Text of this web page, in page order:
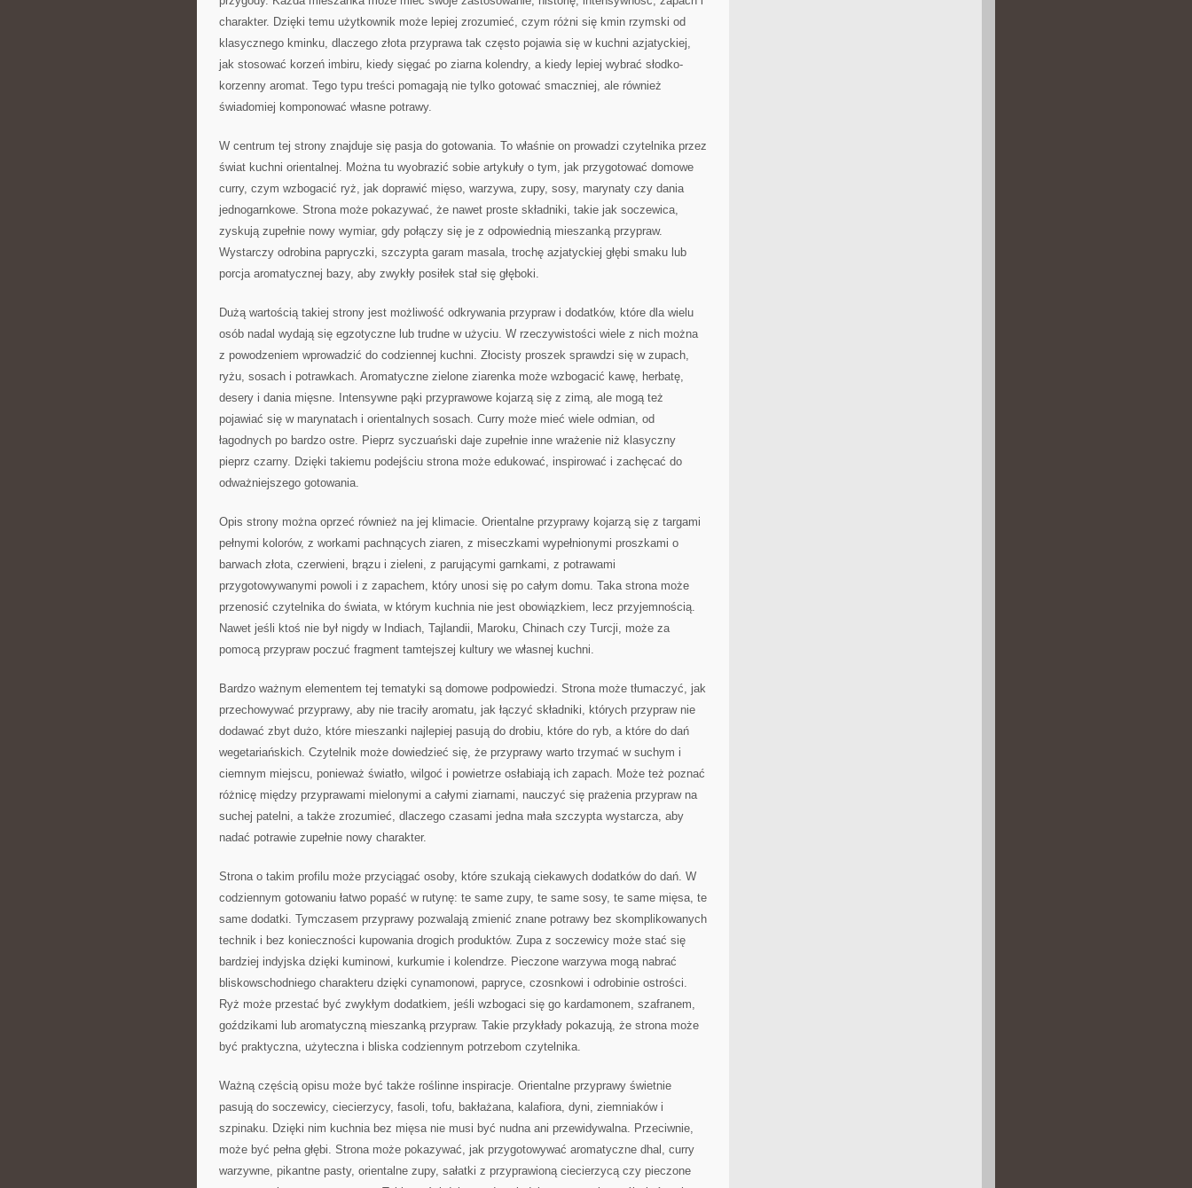
charakter. Dzięki temu użytkownik może lepiej zrozumieć, czym różni się kmin rzymski od
klasycznego kminku, dlaczego złota przyprawa tak często pojawia się w kuchni azjatyckiej,
jak stosować korzeń imbiru, kiedy sięgać po ziarna kolendry, a kiedy lepiej wybrać słodko-
korzenny aromat. Tego typu treści pomagają nie tylko gotować smaczniej, ale również
świadomiej komponować własne potrawy.
W centrum tej strony znajduje się pasja do gotowania. To właśnie on prowadzi czytelnika przez
świat kuchni orientalnej. Można tu wyobrazić sobie artykuły o tym, jak przygotować domowe
curry, czym wzbogacić ryż, jak doprawić mięso, warzywa, zupy, sosy, marynaty czy dania
jednogarnkowe. Strona może pokazywać, że nawet proste składniki, takie jak soczewica,
zyskują zupełnie nowy wymiar, gdy połączy się je z odpowiednią mieszanką przypraw.
Wystarczy odrobina papryczki, szczypta garam masala, trochę azjatyckiej głębi smaku lub
porcja aromatycznej bazy, aby zwykły posiłek stał się głęboki.
Dużą wartością takiej strony jest możliwość odkrywania przypraw i dodatków, które dla wielu
osób nadal wydają się egzotyczne lub trudne w użyciu. W rzeczywistości wiele z nich można
z powodzeniem wprowadzić do codziennej kuchni. Złocisty proszek sprawdzi się w zupach,
ryżu, sosach i potrawkach. Aromatyczne zielone ziarenka może wzbogacić kawę, herbatę,
desery i dania mięsne. Intensywne pąki przyprawowe kojarzą się z zimą, ale mogą też
pojawiać się w marynatach i orientalnych sosach. Curry może mieć wiele odmian, od
łagodnych po bardzo ostre. Pieprz syczuański daje zupełnie inne wrażenie niż klasyczny
pieprz czarny. Dzięki takiemu podejściu strona może edukować, inspirować i zachęcać do
odważniejszego gotowania.
Opis strony można oprzeć również na jej klimacie. Orientalne przyprawy kojarzą się z targami
pełnymi kolorów, z workami pachnących ziaren, z miseczkami wypełnionymi proszkami o
barwach złota, czerwieni, brązu i zieleni, z parującymi garnkami, z potrawami
przygotowywanymi powoli i z zapachem, który unosi się po całym domu. Taka strona może
przenosić czytelnika do świata, w którym kuchnia nie jest obowiązkiem, lecz przyjemnością.
Nawet jeśli ktoś nie był nigdy w Indiach, Tajlandii, Maroku, Chinach czy Turcji, może za
pomocą przypraw poczuć fragment tamtejszej kultury we własnej kuchni.
Bardzo ważnym elementem tej tematyki są domowe podpowiedzi. Strona może tłumaczyć, jak
przechowywać przyprawy, aby nie traciły aromatu, jak łączyć składniki, których przypraw nie
dodawać zbyt dużo, które mieszanki najlepiej pasują do drobiu, które do ryb, a które do dań
wegetariańskich. Czytelnik może dowiedzieć się, że przyprawy warto trzymać w suchym i
ciemnym miejscu, ponieważ światło, wilgoć i powietrze osłabiają ich zapach. Może też poznać
różnicę między przyprawami mielonymi a całymi ziarnami, nauczyć się prażenia przypraw na
suchej patelni, a także zrozumieć, dlaczego czasami jedna mała szczypta wystarcza, aby
nadać potrawie zupełnie nowy charakter.
Strona o takim profilu może przyciągać osoby, które szukają ciekawych dodatków do dań. W
codziennym gotowaniu łatwo popaść w rutynę: te same zupy, te same sosy, te same mięsa, te
same dodatki. Tymczasem przyprawy pozwalają zmienić znane potrawy bez skomplikowanych
technik i bez konieczności kupowania drogich produktów. Zupa z soczewicy może stać się
bardziej indyjska dzięki kuminowi, kurkumie i kolendrze. Pieczone warzywa mogą nabrać
bliskowschodniego charakteru dzięki cynamonowi, papryce, czosnkowi i odrobinie ostrości.
Ryż może przestać być zwykłym dodatkiem, jeśli wzbogaci się go kardamonem, szafranem,
goździkami lub aromatyczną mieszanką przypraw. Takie przykłady pokazują, że strona może
być praktyczna, użyteczna i bliska codziennym potrzebom czytelnika.
Ważną częścią opisu może być także roślinne inspiracje. Orientalne przyprawy świetnie
pasują do soczewicy, ciecierzycy, fasoli, tofu, bakłażana, kalafiora, dyni, ziemniaków i
szpinaku. Dzięki nim kuchnia bez mięsa nie musi być nudna ani przewidywalna. Przeciwnie,
może być pełna głębi. Strona może pokazywać, jak przygotowywać aromatyczne dhal, curry
warzywne, pikantne pasty, orientalne zupy, sałatki z przyprawioną ciecierzycą czy pieczone